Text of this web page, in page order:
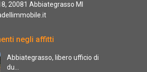
20081 Abbiategrasso MI
negli affitti
Abbiategrasso, libero ufficio di
du...